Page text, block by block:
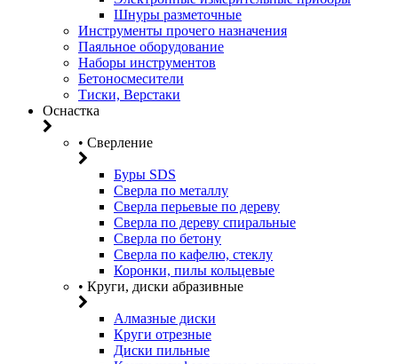
Шнуры разметочные
Инструменты прочего назначения
Паяльное оборудование
Наборы инструментов
Бетоносмесители
Тиски, Верстаки
Оснастка
• Сверление
Буры SDS
Сверла по металлу
Сверла перьевые по дереву
Сверла по дереву спиральные
Сверла по бетону
Сверла по кафелю, стеклу
Коронки, пилы кольцевые
• Круги, диски абразивные
Алмазные диски
Круги отрезные
Диски пильные